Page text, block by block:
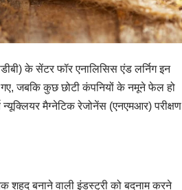
के सेंटर फॉर एनालिसिस एंड लर्निग इन
जबकि कुछ छोटी कंपनियों के नमूने फेल हो
न्यूक्लियर मैग्नेटिक रेजोनेंस (एनएमआर) परीक्षण
शहद बनाने वाली इंडस्ट्री को बदनाम करने